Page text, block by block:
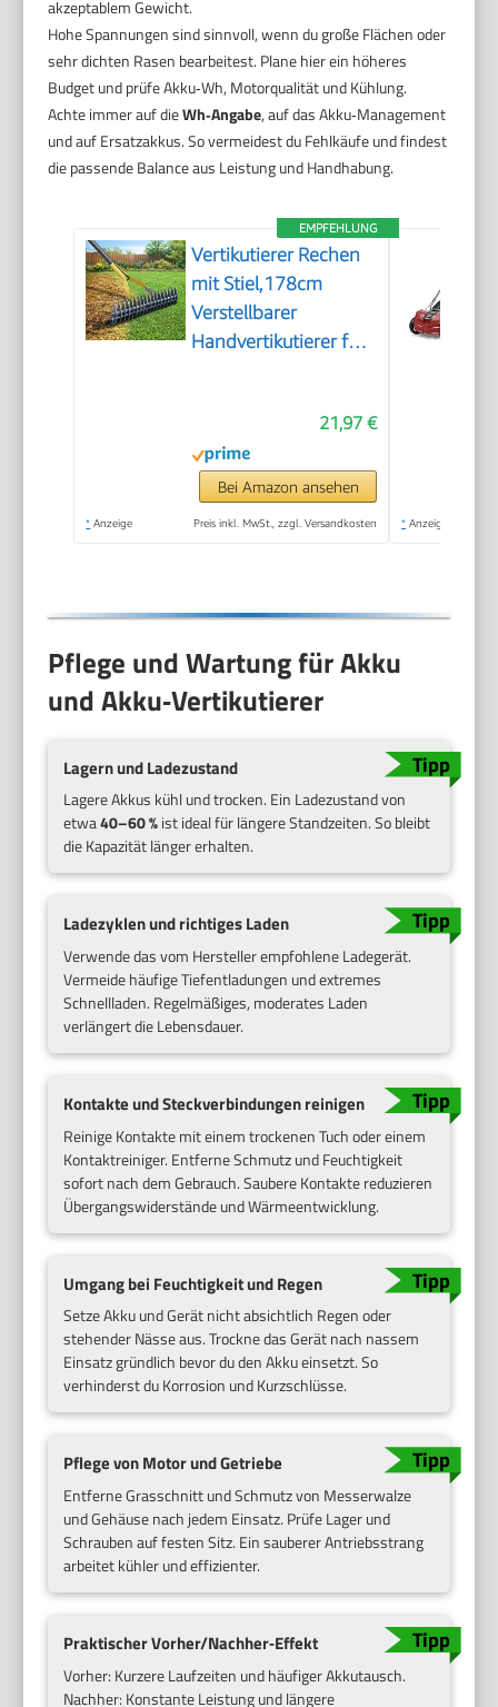
akzeptablem Gewicht.
Hohe Spannungen sind sinnvoll, wenn du große Flächen oder
sehr dichten Rasen bearbeitest. Plane hier ein höheres
Budget und prüfe Akku‑Wh, Motorqualität und Kühlung.
Achte immer auf dieWh‑Angabe, auf das Akku‑Management
und auf Ersatzakkus. So vermeidest du Fehlkäufe und findest
die passende Balance aus Leistung und Handhabung.
EMPFEHLUNG
Vertikutierer Rechen
mit Stiel,178cm
Verstellbarer
Handvertikutierer für
und Hof, 38cm breiter
Schneidrechen zur
Entfernung von
Rasenfilz, Moos und
21,97 €
Bei Amazon ansehen
* Anzeige Preis inkl. MwSt., zzgl. Versandkosten * Anzeige
Pflege und Wartung für Akku
und Akku‑Vertikutierer
Lagern und Ladezustand
Lagere Akkus kühl und trocken. Ein Ladezustand von
etwa40–60 %ist ideal für längere Standzeiten. So bleibt
die Kapazität länger erhalten.
Ladezyklen und richtiges Laden
Verwende das vom Hersteller empfohlene Ladegerät.
Vermeide häufige Tiefentladungen und extremes
Schnellladen. Regelmäßiges, moderates Laden
verlängert die Lebensdauer.
Kontakte und Steckverbindungen reinigen
Reinige Kontakte mit einem trockenen Tuch oder einem
Kontaktreiniger. Entferne Schmutz und Feuchtigkeit
sofort nach dem Gebrauch. Saubere Kontakte reduzieren
Übergangswiderstände und Wärmeentwicklung.
Umgang bei Feuchtigkeit und Regen
Setze Akku und Gerät nicht absichtlich Regen oder
stehender Nässe aus. Trockne das Gerät nach nassem
Einsatz gründlich bevor du den Akku einsetzt. So
verhinderst du Korrosion und Kurzschlüsse.
Pflege von Motor und Getriebe
Entferne Grasschnitt und Schmutz von Messerwalze
und Gehäuse nach jedem Einsatz. Prüfe Lager und
Schrauben auf festen Sitz. Ein sauberer Antriebsstrang
arbeitet kühler und effizienter.
Praktischer Vorher/Nachher‑Effekt
Vorher: Kurzere Laufzeiten und häufiger Akkutausch.
Nachher: Konstante Leistung und längere